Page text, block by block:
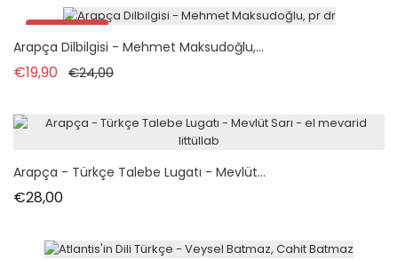
İndirimde!
Arapça Dilbilgisi - Mehmet Maksudoğlu,...
€19,90 Normal fiyat
€24,00Fiyat
Arapça - Türkçe Talebe Lugatı - Mevlüt...
€28,00Fiyat